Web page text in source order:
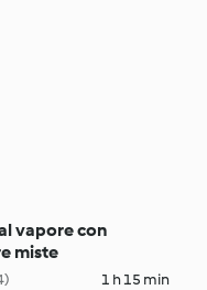
vapore con
miste
1 h 15 min